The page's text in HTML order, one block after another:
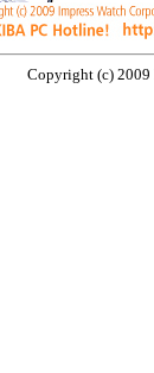
Copyright (c) 2009